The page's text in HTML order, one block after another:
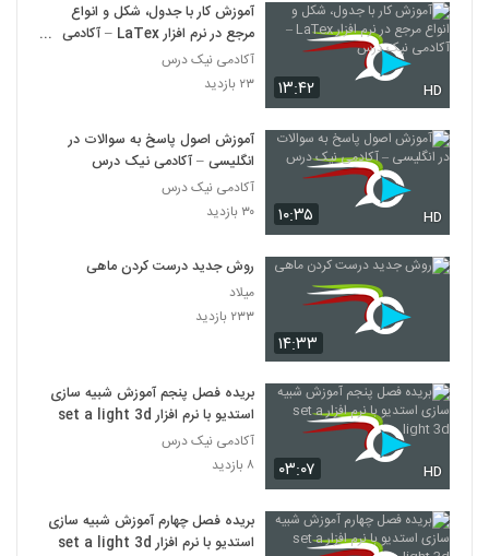
۱۳:۴۲ HD
آموزش کار با جدول، شکل و انواع
مرجع در نرم افزار LaTex – آکادمی
نیک درس
آکادمی نیک درس
۲۳ بازدید
۱۰:۳۵ HD
آموزش اصول پاسخ به سوالات در
انگلیسی – آکادمی نیک درس
آکادمی نیک درس
۳۰ بازدید
۱۴:۳۳
روش جدید درست کردن ماهی
میلاد
۲۳۳ بازدید
۰۳:۰۷ HD
بریده فصل پنجم آموزش شبیه سازی
استدیو با نرم افزار set a light 3d
آکادمی نیک درس
۸ بازدید
بریده فصل چهارم آموزش شبیه سازی
استدیو با نرم افزار set a light 3d